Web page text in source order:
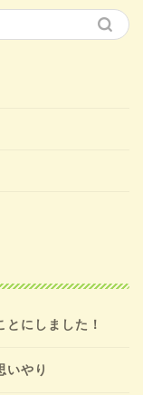
にしました！
いやり